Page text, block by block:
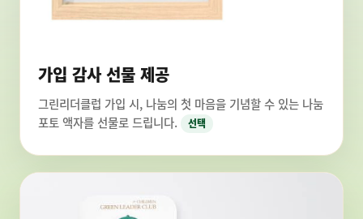
가입 감사 선물 제공
그린리더클럽 가입 시, 나눔의 첫 마음을 기념할 수 있는 나눔
포토 액자를 선물로 드립니다.
선택